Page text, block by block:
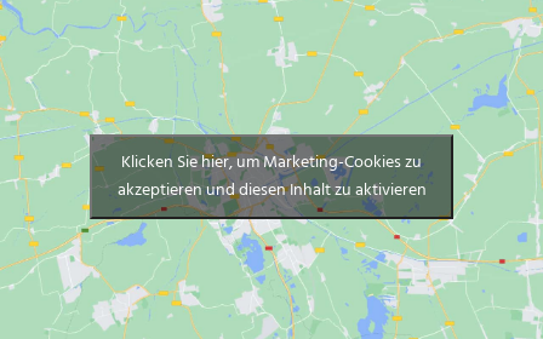
Klicken Sie hier, um Marketing-Cookies zu
akzeptieren und diesen Inhalt zu aktivieren